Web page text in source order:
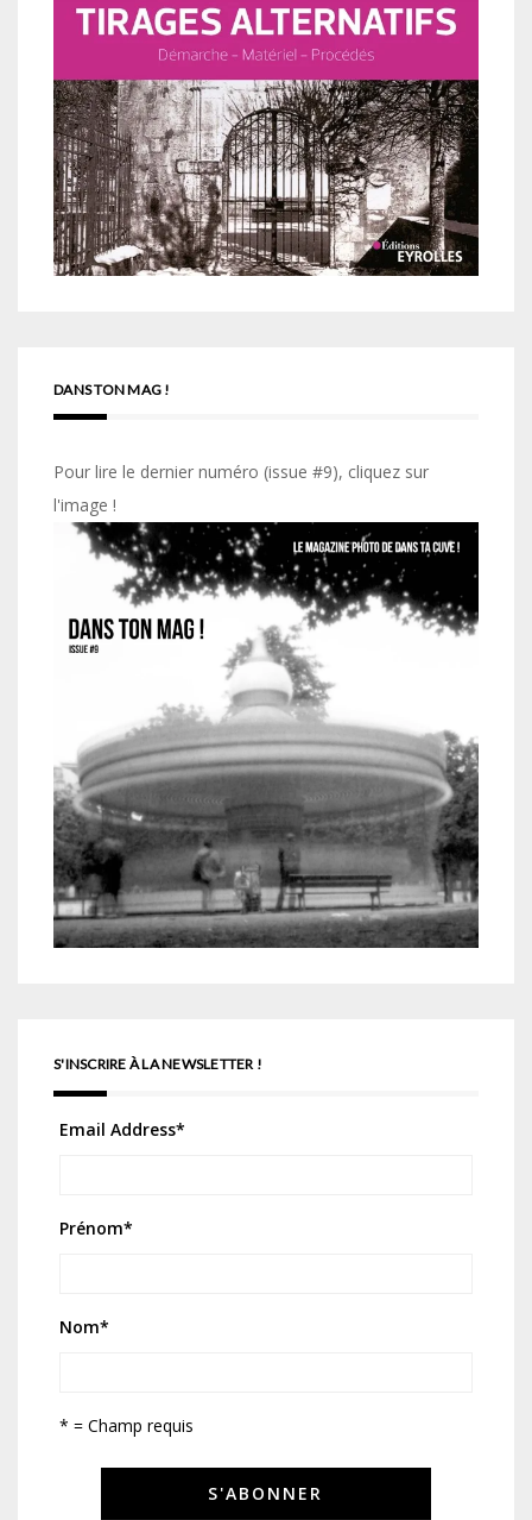
DANS TON MAG !
Pour lire le dernier numéro (issue #9), cliquez sur
l'image !
S'INSCRIRE À LA NEWSLETTER !
Email Address*
Prénom*
Nom*
* = Champ requis